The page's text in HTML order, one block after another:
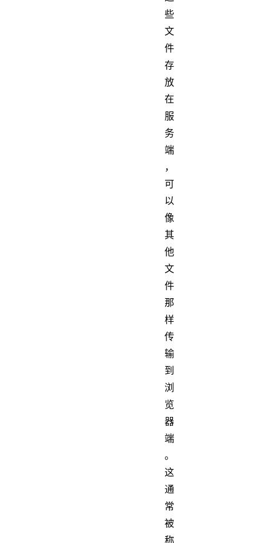
些
文
件
存
放
在
服
务
端
，
可
以
像
其
他
文
件
那
样
传
输
到
浏
览
器
端
。
这
通
常
被
称